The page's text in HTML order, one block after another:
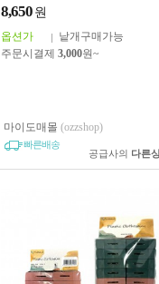
8,650 원
옵션가
낱개구매가능
주문시결제 3,000원~
마이도매몰 (ozzshop)
빠른배송
공급사의 다른